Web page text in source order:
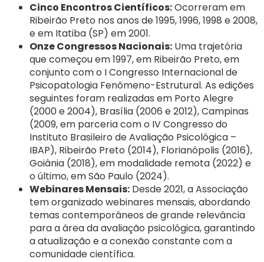
Cinco Encontros Científicos:Ocorreram em
Ribeirão Preto nos anos de 1995, 1996, 1998 e 2008,
e em Itatiba (SP) em 2001.
Onze Congressos Nacionais: Uma trajetória
que começou em 1997, em Ribeirão Preto, em
conjunto com o I Congresso Internacional de
Psicopatologia Fenômeno-Estrutural. As edições
seguintes foram realizadas em Porto Alegre
(2000 e 2004), Brasília (2006 e 2012), Campinas
(2009, em parceria com o IV Congresso do
Instituto Brasileiro de Avaliação Psicológica –
IBAP), Ribeirão Preto (2014), Florianópolis (2016),
Goiânia (2018), em modalidade remota (2022) e
o último, em São Paulo (2024).
Webinares Mensais: Desde 2021, a Associação
tem organizado webinares mensais, abordando
temas contemporâneos de grande relevância
para a área da avaliação psicológica, garantindo
a atualização e a conexão constante com a
comunidade científica.